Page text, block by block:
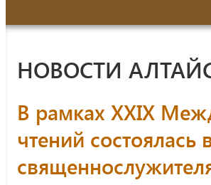
НОВОСТИ
В рамках XXIX
чтений состоялась